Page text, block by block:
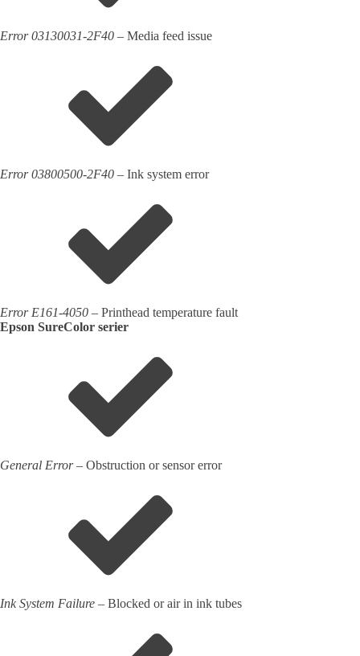
Error 03130031-2F40 – Media feed issue
Error 03800500-2F40 – Ink system error
Error E161-4050 – Printhead temperature fault
Epson SureColor serier
General Error– Obstruction or sensor error
Ink System Failure – Blocked or air in ink tubes